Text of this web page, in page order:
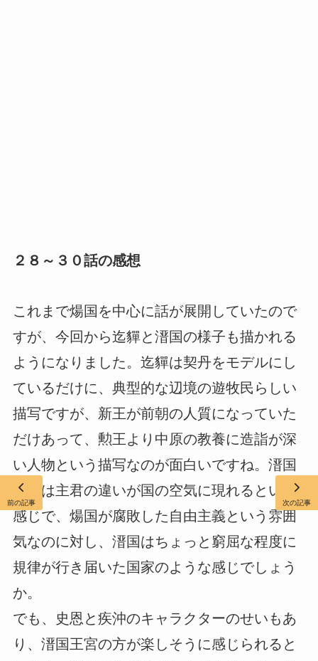
２８～３０話の感想
これまで煬国を中心に話が展開していたので
すが、今回から迄貚と溍国の様子も描かれる
ようになりました。迄貚は契丹をモデルにし
ているだけに、典型的な辺境の遊牧民らしい
描写ですが、新王が前朝の人質になっていた
だけあって、勲王より中原の教養に造詣が深
い人物という描写なのが面白いですね。溍国
の方は主君の違いが国の空気に現れるという
感じで、煬国が腐敗した自由主義という雰囲
気なのに対し、溍国はちょっと窮屈な程度に
規律が行き届いた国家のような感じでしょう
か。
でも、史恩と疾沖のキャラクターのせいもあ
り、溍国王宮の方が楽しそうに感じられると
前の記事 次の記事